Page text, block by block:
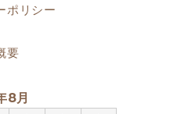
ポリシー
要
8月